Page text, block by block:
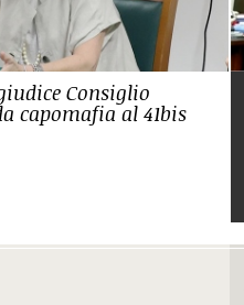
Consiglio
capomafia al 41bis